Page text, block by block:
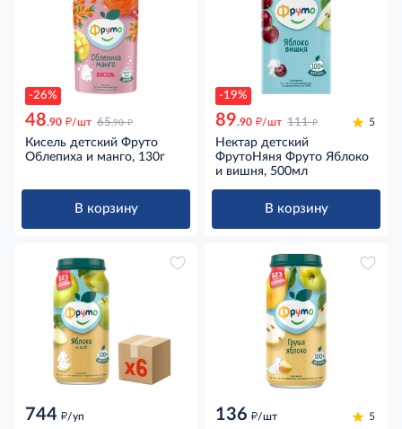
-26%
48.90 д/шт 65.90 д
Кисель детский Фруто
Облепиха и манго, 130г
В корзину
-19%
89.90 д/шт 111 д 5
Нектар детский
ФрутоНяня Фруто Яблоко
и вишня, 500мл
В корзину
744 д/уп 136 д/шт 5